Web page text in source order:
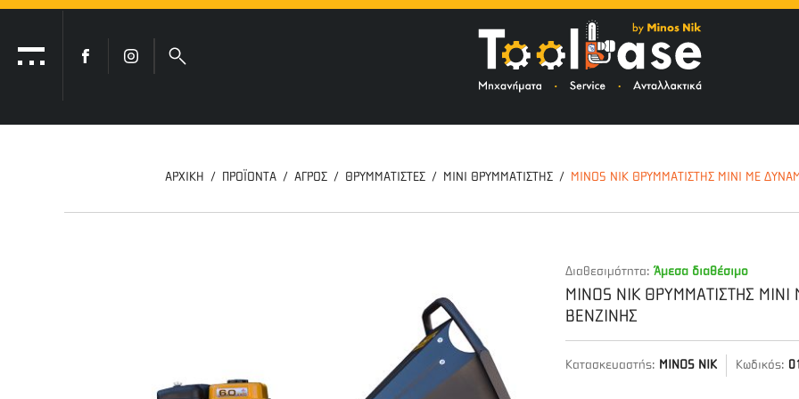
ΑΡΧΙΚΗ ΠΡΟΪΟΝΤΑ ΑΓΡΟΣ ΘΡΥΜΜΑΤΙΣΤΕΣ MINI ΘΡΥΜΜΑΤΙΣΤΗΣ MINOS NIK ΘΡΥΜΜΑΤΙΣΤΗΣ MINI ΜΕ
Διαθεσιμότητα: Άμεσα διαθέσιμο
MINOS NIK ΘΡΥΜΜΑΤΙΣΤΗΣ
ΒΕΝΖΙΝΗΣ
Κατασκευαστής: MINOS NIK Κωδικός: